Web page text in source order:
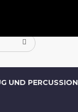
UND PERCUSSION